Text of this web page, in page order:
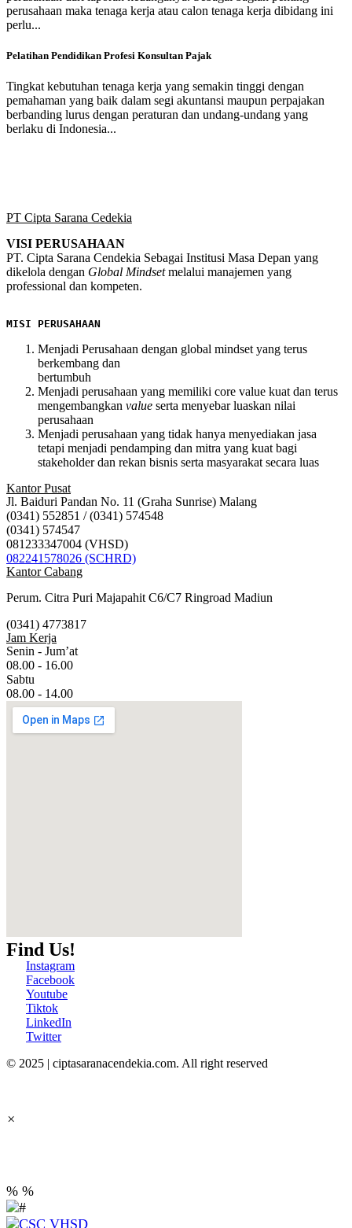
perusahaan maka tenaga kerja atau calon tenaga kerja dibidang ini
perlu...
Pelatihan Pendidikan Profesi Konsultan Pajak
Tingkat kebutuhan tenaga kerja yang semakin tinggi dengan
pemahaman yang baik dalam segi akuntansi maupun perpajakan
berbanding lurus dengan peraturan dan undang-undang yang
berlaku di Indonesia...
PT Cipta Sarana Cedekia
VISI PERUSAHAAN
PT. Cipta Sarana Cendekia Sebagai Institusi Masa Depan yang
dikelola dengan Global Mindsetmelalui manajemen yang
professional dan kompeten.
MISI PERUSAHAAN
Menjadi Perusahaan dengan global mindset yang terus
berkembang dan
bertumbuh
Menjadi perusahaan yang memiliki core value kuat dan terus
mengembangkan value serta menyebar luaskan nilai
perusahaan
Menjadi perusahaan yang tidak hanya menyediakan jasa
tetapi menjadi pendamping dan mitra yang kuat bagi
stakeholderdan rekan bisnis serta masyarakat secara luas
Kantor Pusat
Jl. Baiduri Pandan No. 11 (Graha Sunrise) Malang
(0341) 552851 / (0341) 574548
(0341) 574547
081233347004 (VHSD)
082241578026 (SCHRD)
Kantor Cabang
Perum. Citra Puri Majapahit C6/C7 Ringroad Madiun
(0341) 4773817
Jam Kerja
Senin - Jum’at
08.00 - 16.00
Sabtu
08.00 - 14.00
Find Us!
Instagram
Facebook
Youtube
Tiktok
LinkedIn
Twitter
© 2025 | ciptasaranacendekia.com. All right reserved
×
% %